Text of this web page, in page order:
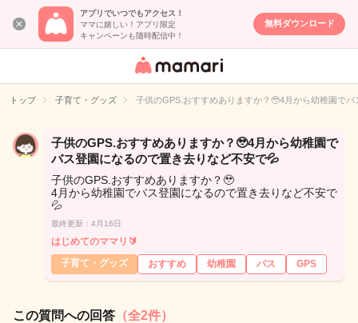
アプリでいつでもアクセス！
ママに嬉しい！アプリ限定
キャンペーンも随時配信中！
無料ダウンロード
女性専用匿名QA
イト
トップ 子育て・グッズ 子供のGPS.おすすめありますか？🥹4月から幼稚園で
子供のGPS.おすすめありますか？🥹4月から幼稚園で
バス登園になるので置き去りなど不安で💦
子供のGPS.おすすめありますか？🥹
4月から幼稚園でバス登園になるので置き去りなど不安で
💦
最終更新：4月16日
はじめてのママリ🔰
子育て・グッズ
おすすめ 幼稚園 バス GPS
この質問への回答 （全2件）